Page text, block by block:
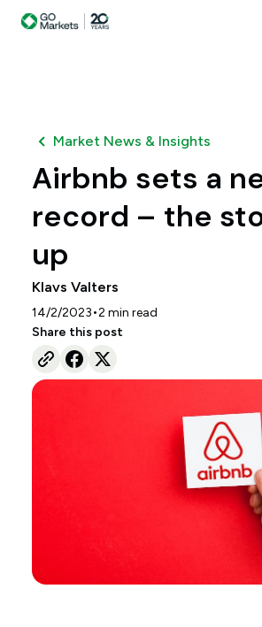
Market News & Insights
Airbnb sets a
record – the
up
Klavs Valters
14/2/2023•2 min read
Share this post